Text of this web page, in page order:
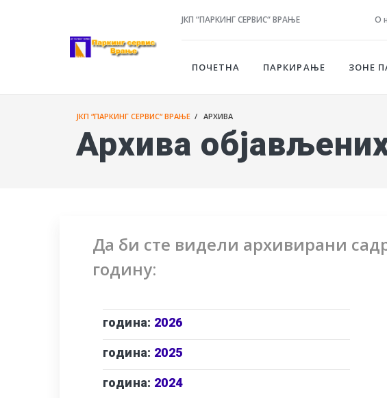
ЈКП “ПАРКИНГ СЕРВИС“ ВРАЊЕ О
ПОЧЕТНА ПАРКИРАЊЕ ЗОНЕ
ЈКП “ПАРКИНГ СЕРВИС“ ВРАЊЕ / АРХИВА
Архива
Да би сте видели архивирани
годину:
година: 2026
година: 2025
година: 2024